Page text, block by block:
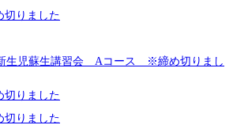
りました
生児蘇生講習会 Aコース ※締め切りまし
りました
りました